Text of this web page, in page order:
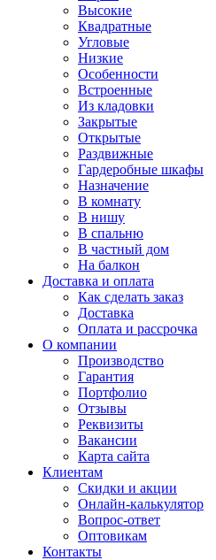
Высокие
Квадратные
Угловые
Низкие
Особенности
Встроенные
Из кладовки
Закрытые
Открытые
Раздвижные
Гардеробные шкафы
Назначение
В комнату
В нишу
В спальню
В частный дом
На балкон
Доставка и оплата
Как сделать заказ
Доставка
Оплата и рассрочка
О компании
Производство
Гарантия
Портфолио
Отзывы
Реквизиты
Вакансии
Карта сайта
Клиентам
Скидки и акции
Онлайн-калькулятор
Вопрос-ответ
Оптовикам
Контакты